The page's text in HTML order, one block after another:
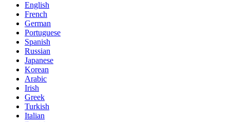
English
French
German
Portuguese
Spanish
Russian
Japanese
Korean
Arabic
Irish
Greek
Turkish
Italian